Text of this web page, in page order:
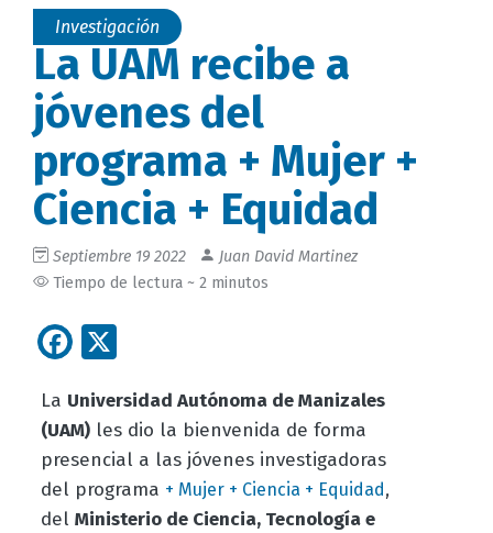
Investigación
La UAM recibe a
jóvenes del
programa + Mujer +
Ciencia + Equidad
Septiembre 19 2022
Juan David Martinez
Tiempo de lectura ~ 2 minutos
Facebook
La Universidad Autónoma de Manizales
(UAM)les dio la bienvenida de forma
presencial a las jóvenes investigadoras
del programa + Mujer + Ciencia + Equidad,
del Ministerio de Ciencia, Tecnología e